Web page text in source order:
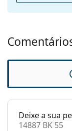
Acessórios
Estojo:
limpeza:
Outros
Género:
Deixe a sua
14887 BK 55